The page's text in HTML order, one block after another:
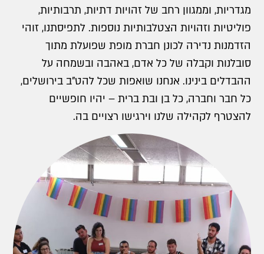
מגדריות, וממגוון רחב של זהויות דתיות, תרבותיות,
פוליטיות וזהויות הצטלבותיות נוספות. לתפיסתנו, זוהי
הזדמנות נדירה לכונן חברת מופת שפועלת מתוך
סובלנות וקבלה של כל אדם, באהבה ובשמחה על
ההבדלים בינינו. אנחנו שואפות שכל להט"ב בירושלים,
כל חבר וחברה, כל בן ובת ברית – יהיו חופשיים
להצטרף לקהילה שלנו וירגישו רצויים בה.